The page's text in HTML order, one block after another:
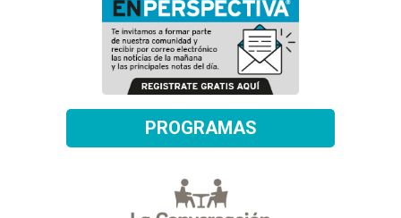
PROGRAMAS